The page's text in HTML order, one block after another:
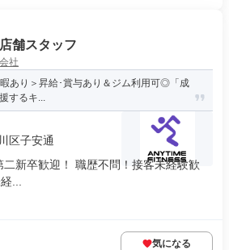
舗スタッフ
社
あり＞昇給･賞与あり＆ジム利用可◎「成
するキ...
区子安通
新卒歓迎！ 職歴不問！接客未経験歓
...
気になる